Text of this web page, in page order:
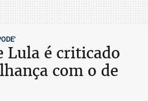
Lula é criticado
com o de